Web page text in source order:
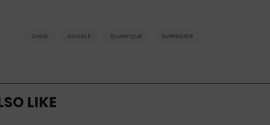
CHINE GOOGLE QUANTIQUE SUPREMATIE
LIKE